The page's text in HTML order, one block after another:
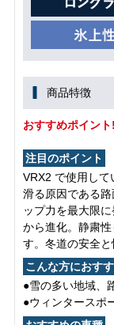
商品特徴
おすすめポイント!
注目のポイント
VRX2 で使用し
滑る原因である
ップ力を最大限
から進化。静粛
す。冬道の安全と
こんな方におす
●雪の多い地域、
●ウィンタースポ